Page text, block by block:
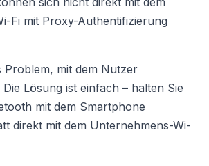
Fi mit Proxy-Authentifizierung
Problem, mit dem Nutzer
Lösung ist einfach – halten Sie
mit dem Smartphone
direkt mit dem Unternehmens-Wi-